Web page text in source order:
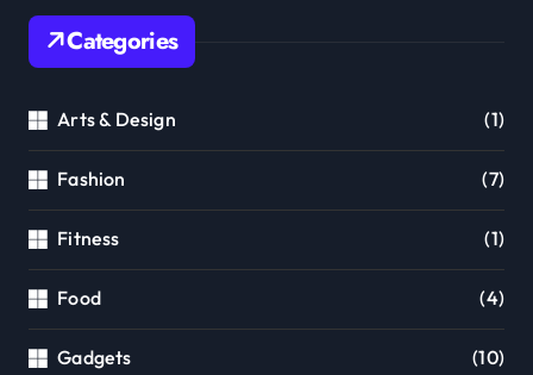
Categories
Arts & Design (1)
Fashion (7)
Fitness (1)
Food (4)
Gadgets (10)